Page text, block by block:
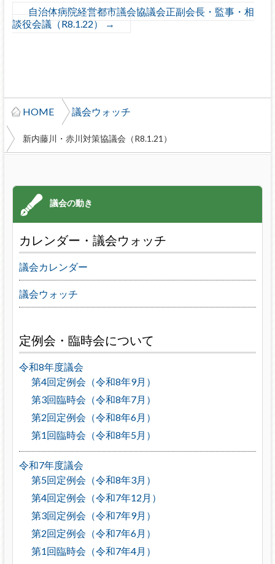
自治体病院経営都市議会協議会正副会長・監事・相
談役会議（R8.1.22）
→
HOME 議会ウォッチ
新内藤川・赤川対策協議会（R8.1.21）
カレンダー・議会ウォッチ
議会カレンダー
議会ウォッチ
定例会・臨時会について
令和8年度議会
第4回定例会（令和8年9月）
第3回臨時会（令和8年7月）
第2回定例会（令和8年6月）
第1回臨時会（令和8年5月）
令和7年度議会
第5回定例会（令和8年3月）
第4回定例会（令和7年12月）
第3回定例会（令和7年9月）
第2回定例会（令和7年6月）
第1回臨時会（令和7年4月）